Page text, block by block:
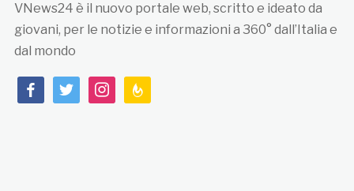
VNews24 è il nuovo portale web, scritto e ideato da
giovani, per le notizie e informazioni a 360° dall’Italia e
dal mondo
facebooktwitterinstagramfeedburner